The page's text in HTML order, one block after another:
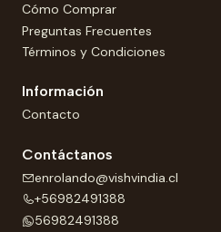
Cómo Comprar
Preguntas Frecuentes
Términos y Condiciones
Información
Contacto
Contáctanos
enrolando@vishvindia.cl
+56982491388
56982491388